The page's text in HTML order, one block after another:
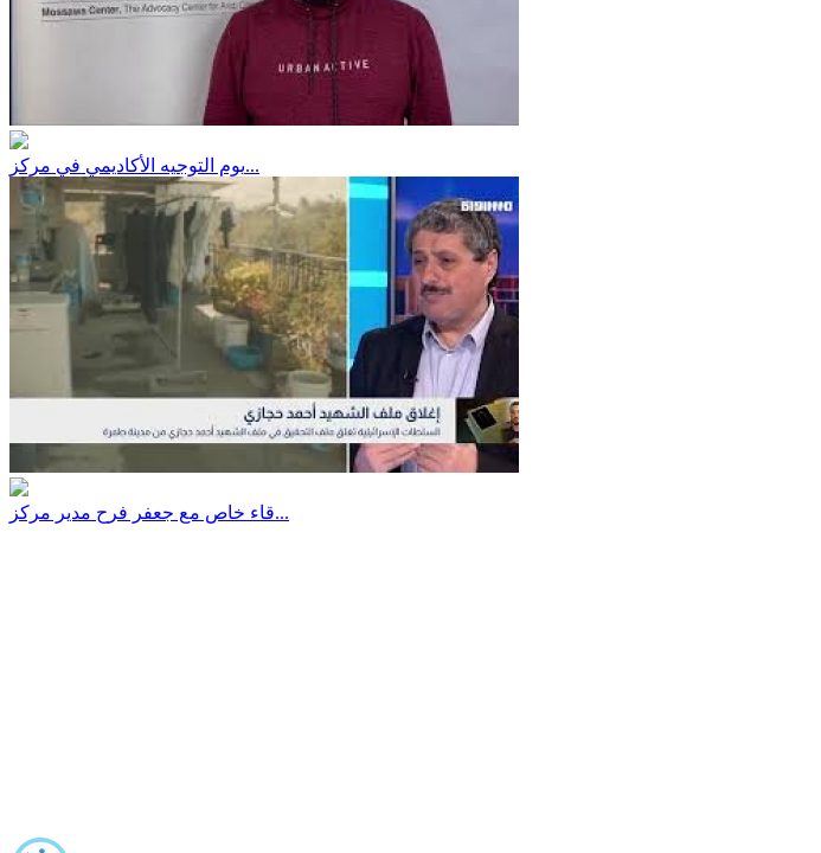
يوم التوجيه الأكاديمي في مركز...
قاء خاص مع جعفر فرح مدير مركز...